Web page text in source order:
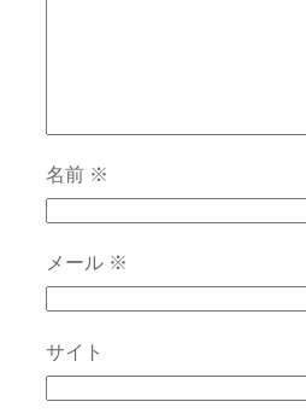
名前 ※
メール ※
サイト